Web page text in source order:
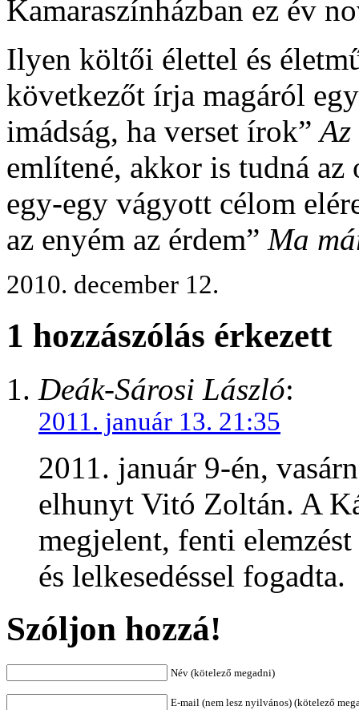
Kamaraszínházban ez év
Ilyen költői élettel és
következőt írja magáról
imádság, ha verset írok”
említené, akkor is tudná
egy-egy vágyott célom
az enyém az érdem” Ma
2010. december 12.
1 hozzászólás érkezett
Deák-Sárosi László:
2011. január 13. 21:35
2011. január 9-én,
elhunyt Vitó Zoltán. A
megjelent, fenti
és lelkesedéssel fogadta.
Szóljon hozzá!
Név (kötelező megadni)
E-mail (nem lesz nyilvános) (kötelező